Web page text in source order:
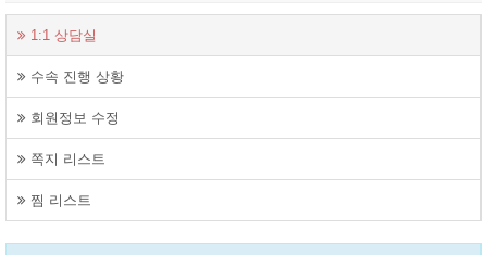
1:1 상담실
수속 진행 상황
회원정보 수정
쪽지 리스트
찜 리스트